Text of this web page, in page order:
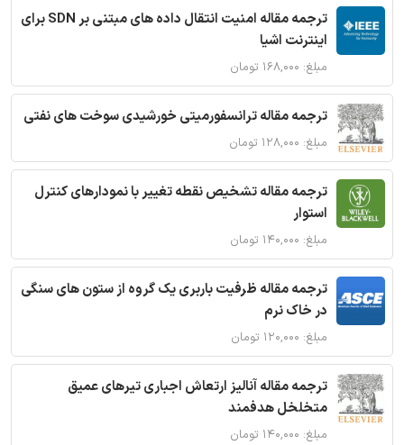
ترجمه مقاله امنیت انتقال داده های مبتنی بر SDN برای
اینترنت اشیا
مبلغ: ۱۶۸,۰۰۰ تومان
ترجمه مقاله ترانسفورمیتی خورشیدی سوخت های نفتی
مبلغ: ۱۲۸,۰۰۰ تومان
ترجمه مقاله تشخیص نقطه تغییر با نمودارهای کنترل
استوار
مبلغ: ۱۴۰,۰۰۰ تومان
ترجمه مقاله ظرفیت باربری یک گروه از ستون های سنگی
در خاک نرم
مبلغ: ۱۲۰,۰۰۰ تومان
ترجمه مقاله آنالیز ارتعاش اجباری تیرهای عمیق
متخلخل هدفمند
مبلغ: ۱۴۰,۰۰۰ تومان